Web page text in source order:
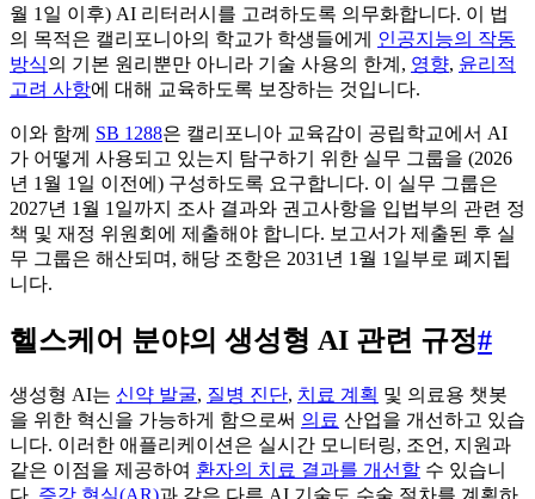
월 1일 이후) AI 리터러시를 고려하도록 의무화합니다. 이 법
의 목적은 캘리포니아의 학교가 학생들에게 인공지능의 작동
방식의 기본 원리뿐만 아니라 기술 사용의 한계, 영향, 윤리적
고려 사항에 대해 교육하도록 보장하는 것입니다.
이와 함께 SB 1288은 캘리포니아 교육감이 공립학교에서 AI
가 어떻게 사용되고 있는지 탐구하기 위한 실무 그룹을 (2026
년 1월 1일 이전에) 구성하도록 요구합니다. 이 실무 그룹은
2027년 1월 1일까지 조사 결과와 권고사항을 입법부의 관련 정
책 및 재정 위원회에 제출해야 합니다. 보고서가 제출된 후 실
무 그룹은 해산되며, 해당 조항은 2031년 1월 1일부로 폐지됩
니다.
헬스케어 분야의 생성형 AI 관련 규정#
생성형 AI는 신약 발굴, 질병 진단, 치료 계획 및 의료용 챗봇
을 위한 혁신을 가능하게 함으로써 의료 산업을 개선하고 있습
니다. 이러한 애플리케이션은 실시간 모니터링, 조언, 지원과
같은 이점을 제공하여 환자의 치료 결과를 개선할 수 있습니
다. 증강 현실(AR)과 같은 다른 AI 기술도 수술 절차를 계획하